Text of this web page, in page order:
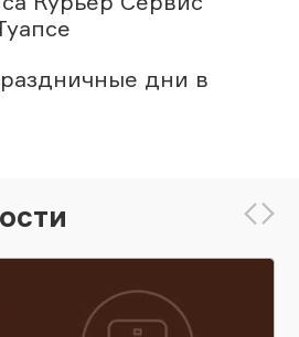
дни в